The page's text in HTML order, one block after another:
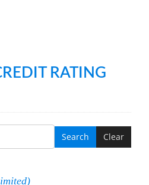
RATING
Search Clear